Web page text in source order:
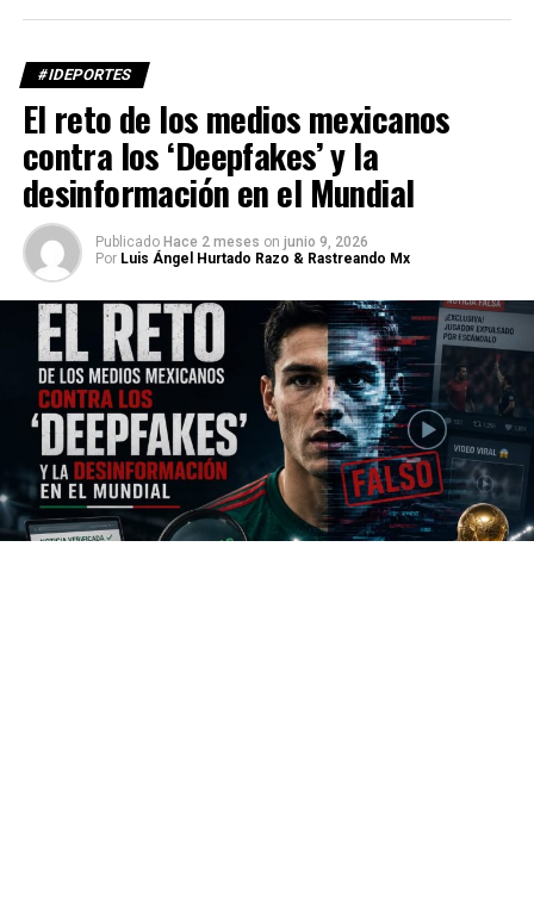
#IDEPORTES
El reto de los medios mexicanos
contra los ‘Deepfakes’ y la
desinformación en el Mundial
Publicado Hace 2 meses on junio 9, 2026
Por Luis Ángel Hurtado Razo & Rastreando Mx